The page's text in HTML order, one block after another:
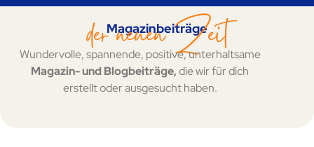
Magazinbeiträge
der neuen Zeit
Wundervolle, spannende, positive, unterhaltsame
Magazin- und Blogbeiträge, die wir für dich
erstellt oder ausgesucht haben.